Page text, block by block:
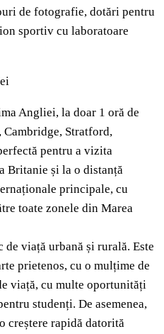
de fotografie, dotări pentru
sportiv cu laboratoare
Angliei, la doar 1 oră de
Stratford,
pentru a vizita
Britanie și la o distanță
principale, cu
toate zonele din Marea
de viață urbană și rurală. Este
prietenos, cu o mulțime de
viață, cu multe oportunități
studenți. De asemenea,
creștere rapidă datorită